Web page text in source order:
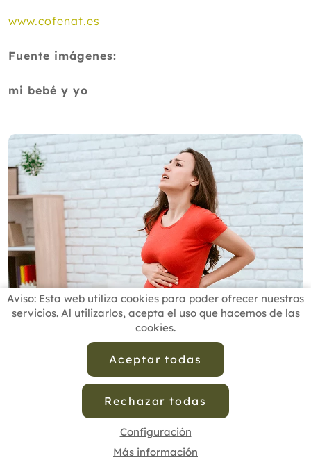
www.cofenat.es
Fuente imágenes:
mi bebé y yo
embarazadas,dolor lumbar,Terapias
Usoterapiasnaturales,Salud
Cofenat estudio de investigacion
Compartir Pin it
Aviso: Esta web utiliza cookies para poder ofrecer nuestros
servicios. Al utilizarlos, acepta el uso que hacemos de las
cookies.
Aceptar todas
Rechazar todas
Configuración
Más información